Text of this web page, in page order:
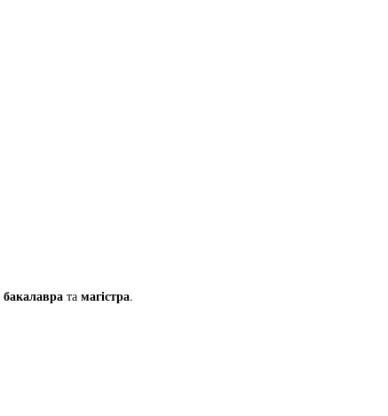
бакалавра та магістра.